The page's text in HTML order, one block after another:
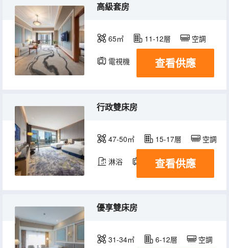
高級套房
65㎡ 11-12層 空調
電視機 查看供應
行政雙床房
47-50㎡ 15-17層 空調
淋浴 電視機
查看供應
優享雙床房
31-34㎡ 6-12層 空調